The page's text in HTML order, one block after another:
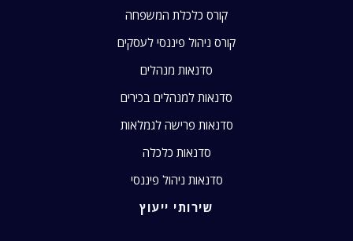
קורס כלכלת המשפחה
קורס ניהול פיננסי לעסקים
סדנאות מנהלים
סדנאות למנהלים בכירים
סדנאות פרישה לגמלאות
סדנאות כלכלה
סדנאות ניהול פיננסי
שירותי ייעוץ